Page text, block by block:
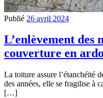
Publié 26 avril 2024
L’enlèvement des
couverture en
La toiture assure l’étanchéité
des années, elle se fragilise à
[…]